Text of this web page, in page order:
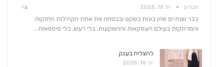
הבלוק יול 16, 2026
כבר שנתיים שהן בונות בשקט ובבטחה את אחת הקהילות החזקות
והמרתקות בעולם העסקאות וההשקעות. בלי רעש, בלי סיסמאות…
להצליח בענק
יול 16, 2026